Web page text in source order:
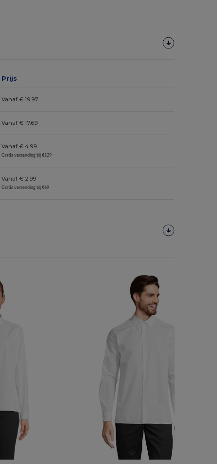
Prijs
Vanaf € 19.97
Vanaf € 17.69
Vanaf € 4.99
Gratis verzending bij €129
Vanaf € 2.99
Gratis verzending bij €69